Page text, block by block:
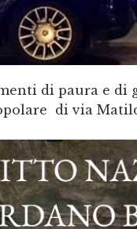
di paura e di
di via